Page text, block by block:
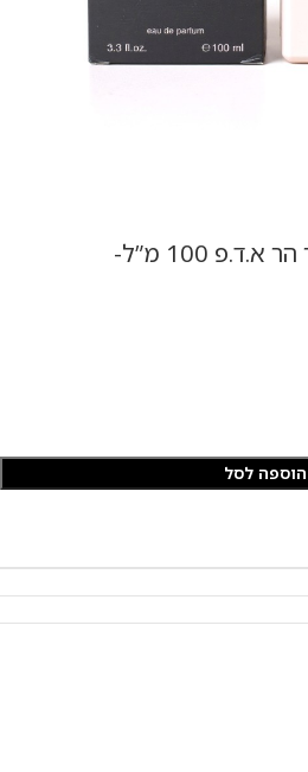
פגרנס וורלד רודריגז פור הר א.ד.פ 100 מ”ל-
הוספה לסל